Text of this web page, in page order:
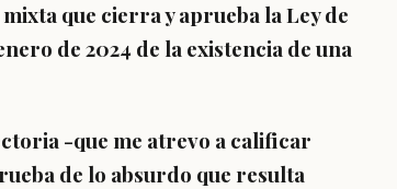
que cierra y aprueba la Ley de
de 2024 de la existencia de una
-que me atrevo a calificar
de lo absurdo que resulta